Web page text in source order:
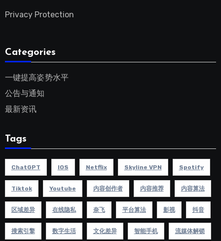
Privacy Protection
Categories
一键提高姿势水平
公告与通知
最新资讯
Tags
ChatGPT IOS Netflix Skyline VPN Spotify
Tiktok Youtube 内容创作者 内容推荐 内容算法
区域差异 在线隐私 奈飞 平台算法 影视 抖音
搜索引擎 数字生活 文化差异 智能手机 流媒体解锁